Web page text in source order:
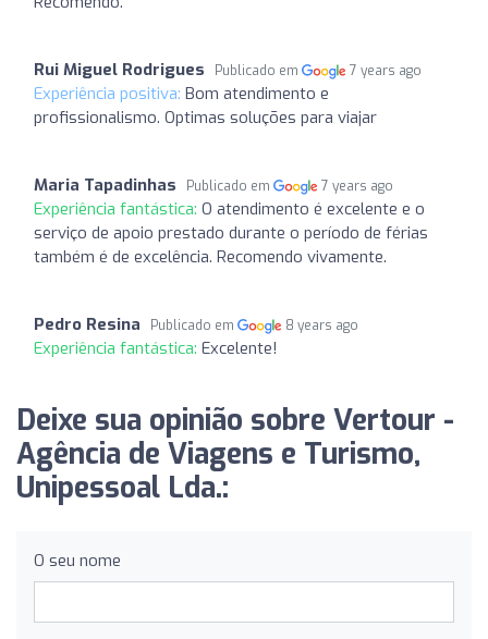
Rui Miguel Rodrigues Publicado em 7 years ago
Experiência positiva: Bom atendimento e
profissionalismo. Optimas soluções para viajar
Maria Tapadinhas Publicado em 7 years ago
Experiência fantástica: O atendimento é excelente e o
serviço de apoio prestado durante o período de férias
também é de excelência. Recomendo vivamente.
Pedro Resina Publicado em 8 years ago
Experiência fantástica: Excelente!
Deixe sua opinião sobre Vertour -
Agência de Viagens e Turismo,
Unipessoal Lda.:
O seu nome